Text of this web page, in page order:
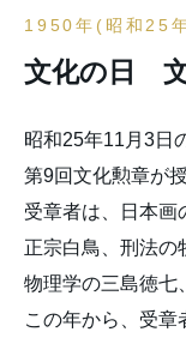
1950年(昭和25
文化の日
昭和25年11月3日
第9回文化勲章が
受章者は、日本画
正宗白鳥、刑法の
物理学の三島徳七
この年から、受章